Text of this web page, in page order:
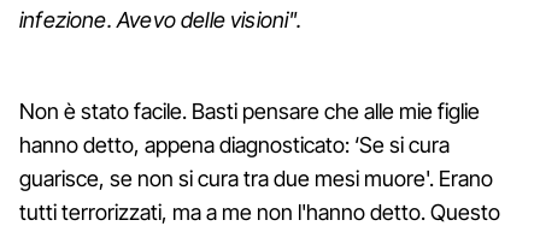
infezione. Avevo delle visioni".
Non è stato facile. Basti pensare che alle mie figlie
hanno detto, appena diagnosticato: ‘Se si cura
guarisce, se non si cura tra due mesi muore'. Erano
tutti terrorizzati, ma a me non l'hanno detto. Questo